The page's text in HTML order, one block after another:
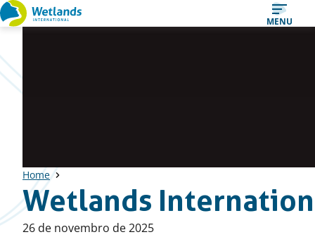
Straight
MENU
Home
Wetlands
Published
26 de novembro de 2025